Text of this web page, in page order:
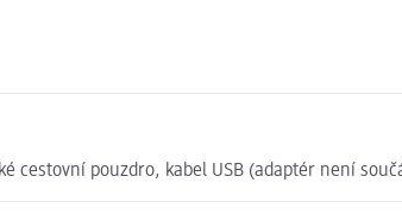
cestovní pouzdro, kabel USB (adaptér není